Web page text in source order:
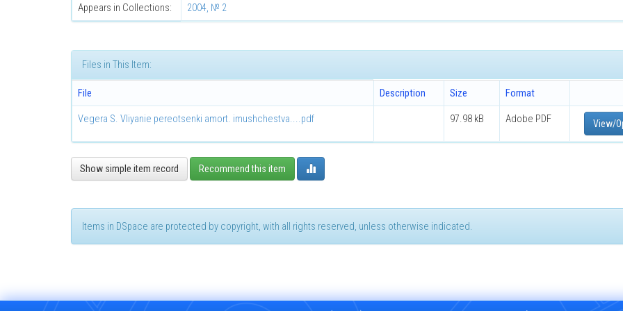
Appears in Collections: 2004, № 2
Files in This Item:
File Description Size Format
Vegera S. Vliyanie pereotsenki amort. imushchestva....pdf 97.98 kB Adobe PDF View/
Show simple item record Recommend this item
Items in DSpace are protected by copyright, with all rights reserved, unless otherwise indicated.